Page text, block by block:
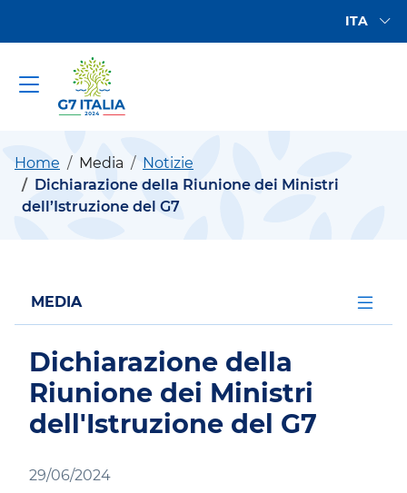
Lingue
ITA
Vai al contenuto principale
Home Media
Notizie
Dichiarazione della Riunione dei Ministri
dell’Istruzione del G7
MEDIA Apri
Dichiarazione della
Riunione dei Ministri
dell'Istruzione del G7
29/06/2024